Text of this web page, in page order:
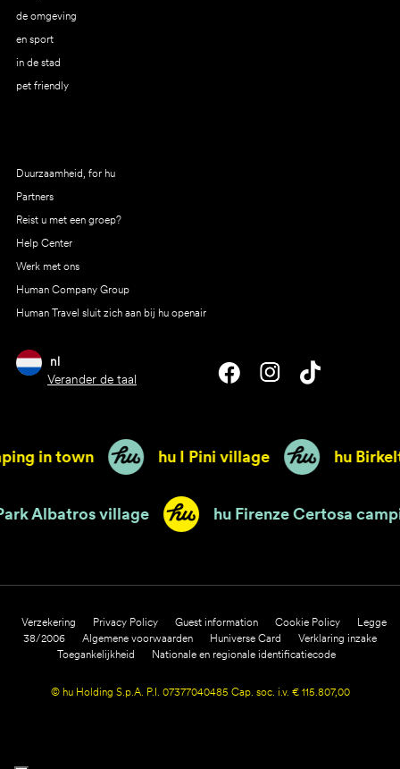
de omgeving
en sport
in de stad
pet friendly
nl
Verander de taal
Duurzaamheid, for hu
Partners
Reist u met een groep?
Help Center
Werk met ons
Human Company Group
Human Travel sluit zich aan bij hu openair
in town hu I Pini village hu Birkelt
hu Park Albatros village hu Firenze
Verzekering Privacy Policy Guest information Cookie Policy
Legge
38/2006
Algemene voorwaarden Huniverse Card
Verklaring inzake
Toegankelijkheid
Nationale en regionale identificatiecode
© hu Holding S.p.A. P.I. 07377040485 Cap. soc. i.v. € 115.807,00